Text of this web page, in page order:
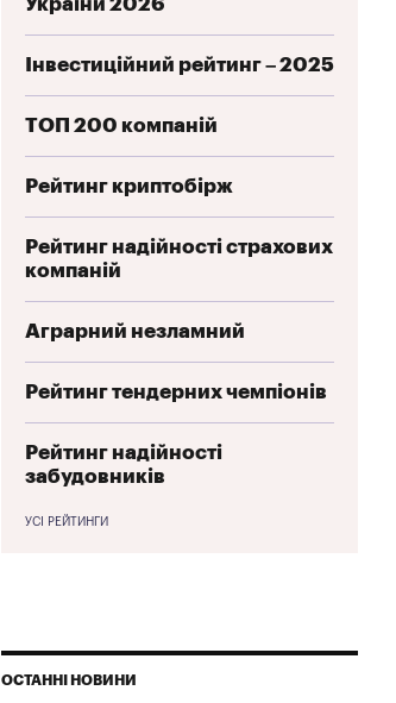
України 2026
Інвестиційний рейтинг – 2025
ТОП 200 компаній
Рейтинг криптобірж
Рейтинг надійності страхових
компаній
Аграрний незламний
Рейтинг тендерних чемпіонів
Рейтинг надійності
забудовників
УСІ РЕЙТИНГИ
ОСТАННІ НОВИНИ